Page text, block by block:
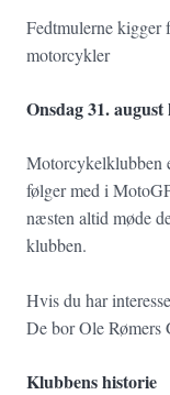
Fedtmulerne kigger
motorcykler
Onsdag 31. august
Motorcykelklubben
følger med i
næsten altid møde
klubben.
Hvis du har
De bor Ole Rømers
Klubbens historie